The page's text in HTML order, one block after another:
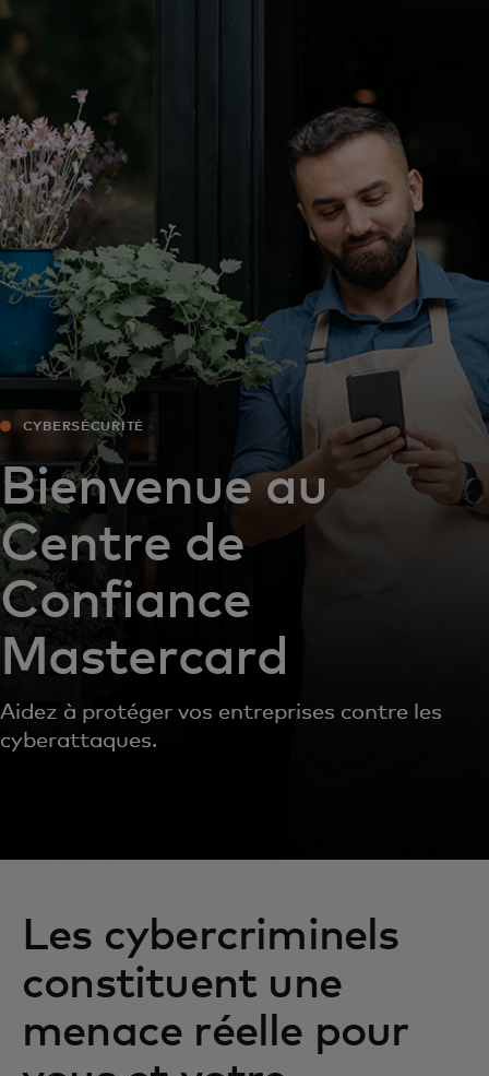
Pour l’entreprise
Pour le monde
Pour les innovateurs
Actualités et tendances
CYBERSÉCURITÉ
Bienvenue au
Centre de
Confiance
Mastercard
Aidez à protéger vos entreprises contre les
cyberattaques.
Les cybercriminels
constituent une
menace réelle pour